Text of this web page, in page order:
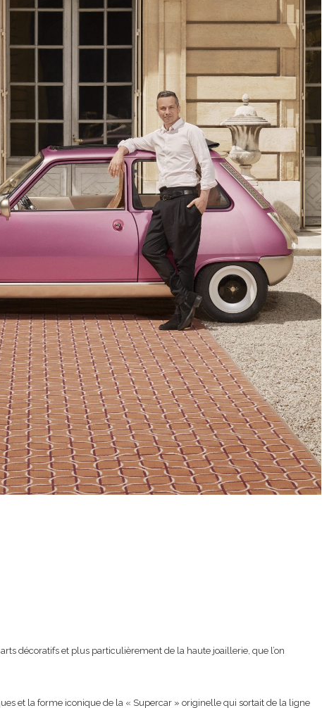
décoratifs et plus particulièrement de la haute joaillerie, que l’on
et la forme iconique de la « Supercar » originelle qui sortait de la ligne